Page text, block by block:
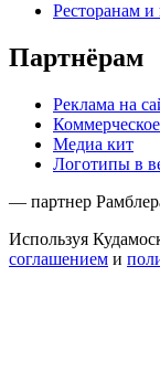
Ресторанам и
Партнёрам
Реклама на
Медиа кит
Логотипы в
— партнер
Используя
соглашением и